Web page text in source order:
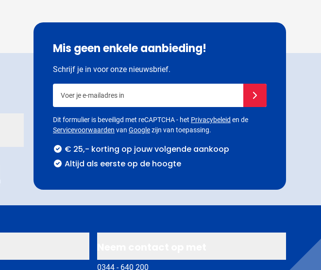
Mis geen enkele aanbieding!
Schrijf je in voor onze nieuwsbrief.
Dit formulier is beveiligd met reCAPTCHA - het Privacybeleid en de
Servicevoorwaarden van Googlezijn van toepassing.
€ 25,- korting op jouw volgende aankoop
Altijd als eerste op de hoogte
0344 - 640 200